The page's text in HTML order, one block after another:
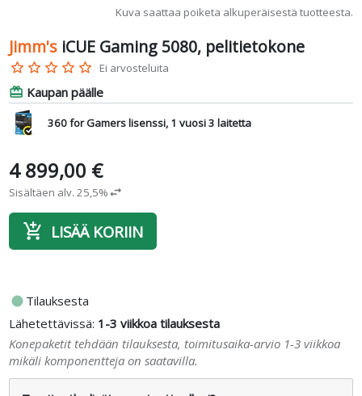
Kuva saattaa poiketa alkuperäisestä tuotteesta.
Jimm's iCUE Gaming 5080, pelitietokone
star_border star_border star_border star_border star_border Ei arvosteluita
card_giftcard Kaupan päälle
360 for Gamers lisenssi, 1 vuosi 3 laitetta
4 899,00 €
Sisältäen alv. 25,5%swap_horiz
add_shopping_cart LISÄÄ KORIIN
fiber_manual_record Tilauksesta
Lähetettävissä: 1-3 viikkoa tilauksesta
Konepaketit tehdään tilauksesta, toimitusaika-arvio 1-3 viikkoa
mikäli komponentteja on saatavilla.